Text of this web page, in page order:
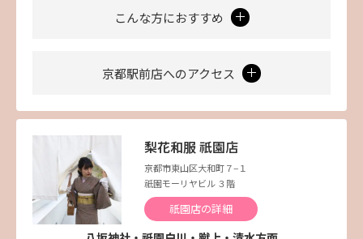
こんな方におすすめ
京都駅前店へのアクセス
梨花和服 祇園店
京都市東山区大和町７−１
祇園モーリヤビル ３階
祇園店の詳細